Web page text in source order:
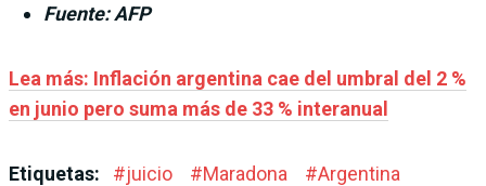
Fuente: AFP
Lea más: Inflación argentina cae del umbral del 2 %
en junio pero suma más de 33 % interanual
Etiquetas: #juicio #Maradona #Argentina